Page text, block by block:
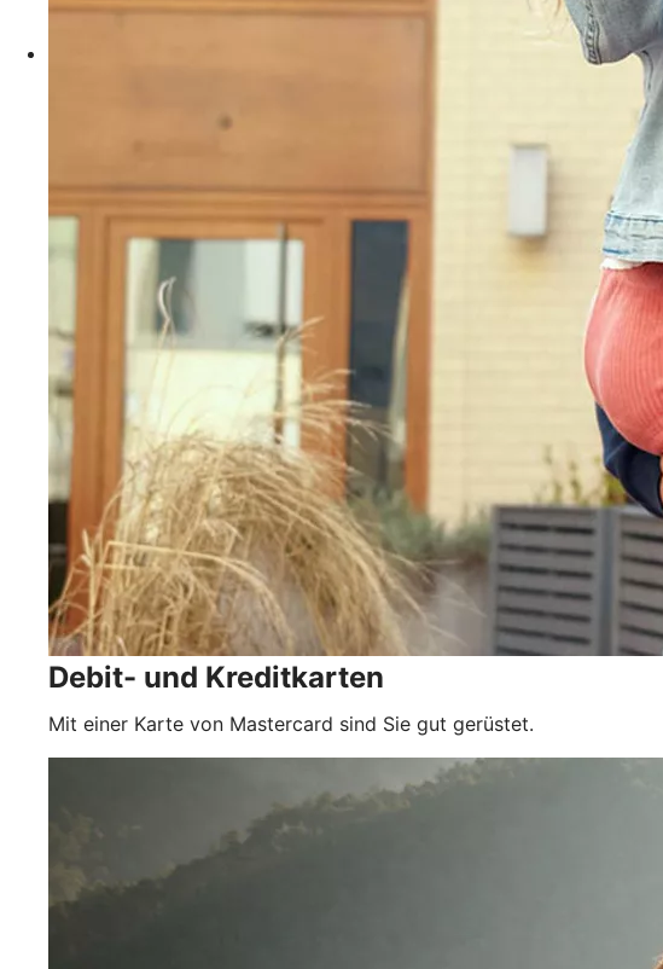
Debit- und Kreditkarten
Mit einer Karte von Mastercard sind Sie gut gerüstet.